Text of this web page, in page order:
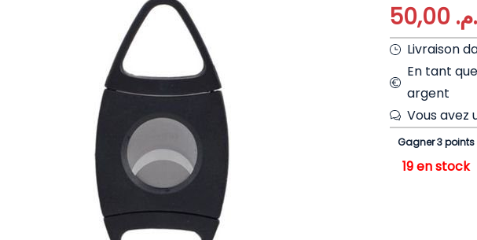
50,00
Livraison
En tant
argent
Vous avez
Gagner 3 points
19 en stock